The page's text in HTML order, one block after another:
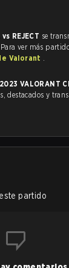
REJECT se
ver más
Valorant .
2023 VALORANT
destacados y
partido